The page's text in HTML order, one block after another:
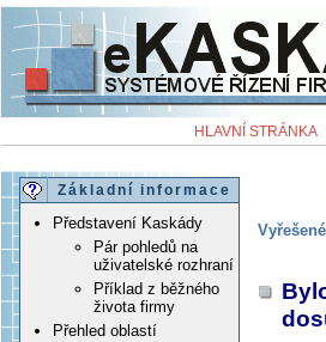
HLAVNÍ STRÁNKA
Základní informace
Představení Kaskády
Pár pohledů na
uživatelské rozhraní
Příklad z běžného
života firmy
Přehled oblastí